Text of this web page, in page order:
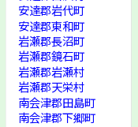
安達郡岩代町
安達郡東和町
岩瀬郡長沼町
岩瀬郡鏡石町
岩瀬郡岩瀬村
岩瀬郡天栄村
南会津郡田島町
南会津郡下郷町